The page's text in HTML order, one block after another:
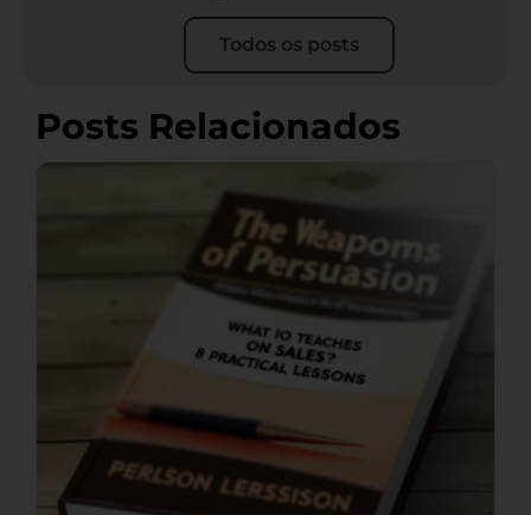
Todos os posts
Posts Relacionados